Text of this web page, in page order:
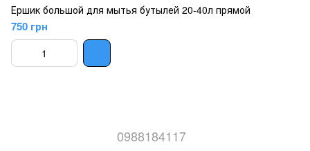
Ершик большой для мытья бутылей 20-40л прямой
750 грн
0988184117